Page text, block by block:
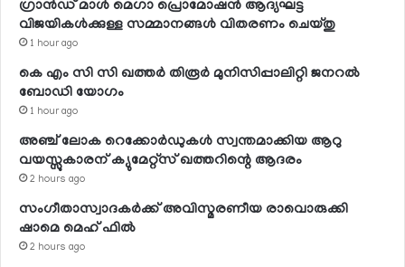
ഗ്രാന്‍ഡ് മാള്‍ മെഗാ പ്രൊമോഷന്‍ ആദ്യഘട്ട
വിജയികള്‍ക്കുള്ള സമ്മാനങ്ങള്‍ വിതരണം ചെയ്തു
1 hour ago
കെ എം സി സി ഖത്തര്‍ തിരൂര്‍ മുനിസിപ്പാലിറ്റി ജനറല്‍
ബോഡി യോഗം
1 hour ago
അഞ്ച് ലോക റെക്കോര്‍ഡുകള്‍ സ്വന്തമാക്കിയ ആറു
വയസ്സുകാരന് ക്യുമേറ്റ്‌സ് ഖത്തറിന്റെ ആദരം
2 hours ago
സംഗീതാസ്വാദകര്‍ക്ക് അവിസ്മരണീയ രാവൊരുക്കി
ഷാമെ മെഹ് ഫില്‍
2 hours ago